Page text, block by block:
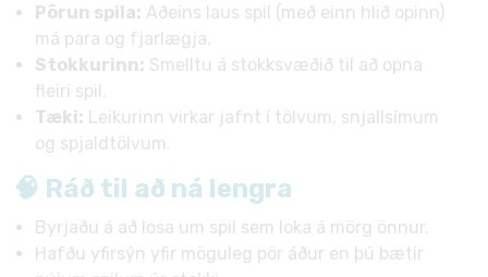
Pörun spila: Aðeins laus spil (með einn hlið opinn)
má para og fjarlægja.
Stokkurinn: Smelltu á stokksvæðið til að opna
fleiri spil.
Tæki: Leikurinn virkar jafnt í tölvum, snjallsímum
og spjaldtölvum.
🧠 Ráð til að ná lengra
Byrjaðu á að losa um spil sem loka á mörg önnur.
Hafðu yfirsýn yfir möguleg pör áður en þú bætir